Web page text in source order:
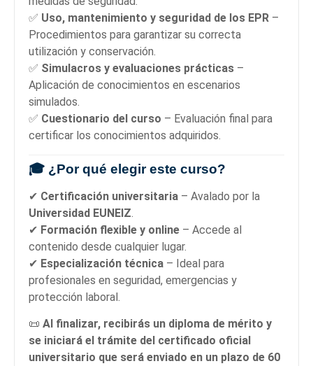
✅ Uso, mantenimiento y seguridad de los EPR –
Procedimientos para garantizar su correcta
utilización y conservación.
✅ Simulacros y evaluaciones prácticas –
Aplicación de conocimientos en escenarios
simulados.
✅ Cuestionario del curso – Evaluación final para
certificar los conocimientos adquiridos.
🎓 ¿Por qué elegir este curso?
✔ Certificación universitaria – Avalado por la
Universidad EUNEIZ
✔ Formación flexible y online – Accede al
contenido desde cualquier lugar.
✔ Especialización técnica – Ideal para
profesionales en seguridad, emergencias y
protección laboral.
📜 Al finalizar, recibirás un diploma de mérito y
se iniciará el trámite del certificado oficial
universitario que será enviado en un plazo de 60